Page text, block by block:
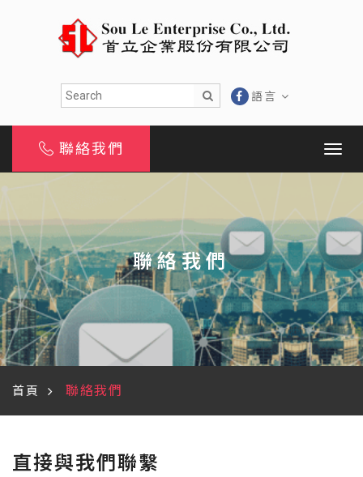
語言
聯絡我們
聯絡我們
首頁 聯絡我們
直接與我們聯繫